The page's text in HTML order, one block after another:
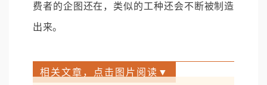
费者的企图还在，类似的工种还会不断被制造
出来。
相关文章，点击图片阅读▼